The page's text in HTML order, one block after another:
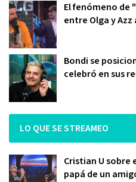
El fenómeno de
entre Olga y Azz
Bondi se
celebró en sus
LO QUE SE STREAMEO
Cristian U sobre
papá de un